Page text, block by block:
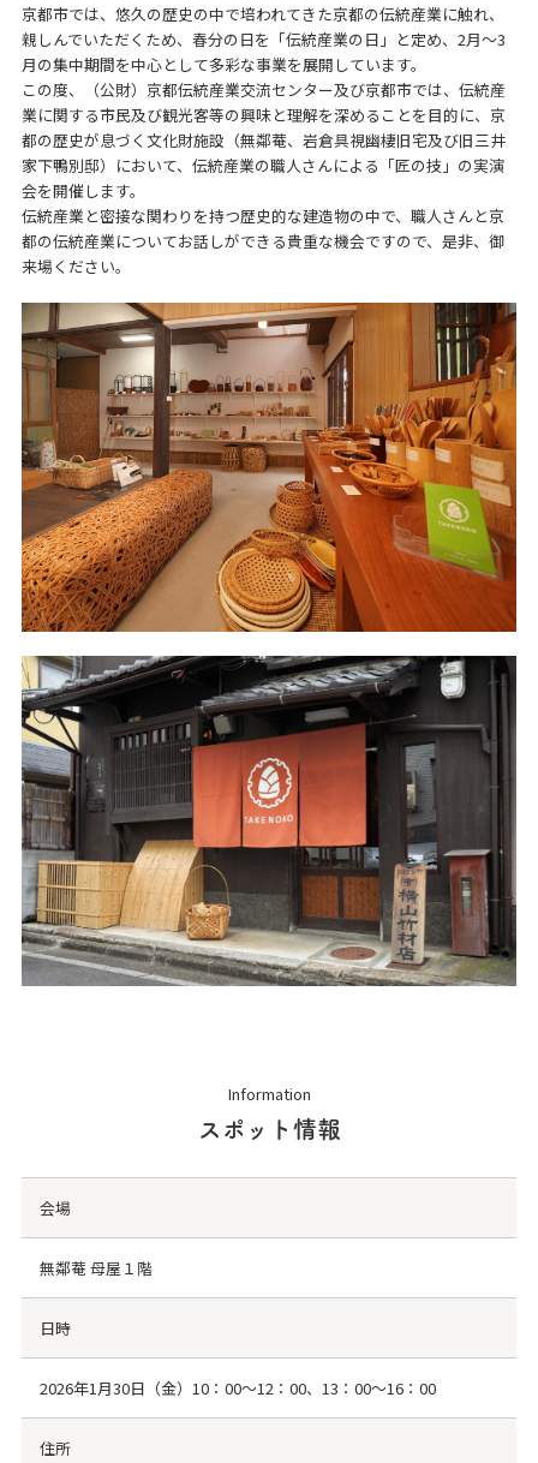
京都市では、悠久の歴史の中で培われてきた京都の伝統産業に触れ、
親しんでいただくため、春分の日を「伝統産業の日」と定め、2月～3
月の集中期間を中心として多彩な事業を展開しています。
この度、（公財）京都伝統産業交流センター及び京都市では、伝統産
業に関する市民及び観光客等の興味と理解を深めることを目的に、京
都の歴史が息づく文化財施設（無鄰菴、岩倉具視幽棲旧宅及び旧三井
家下鴨別邸）において、伝統産業の職人さんによる「匠の技」の実演
会を開催します。
伝統産業と密接な関わりを持つ歴史的な建造物の中で、職人さんと京
都の伝統産業についてお話しができる貴重な機会ですので、是非、御
来場ください。
Information
スポット情報
会場
無鄰菴 母屋１階
日時
2026年1月30日（金）10：00～12：00、13：00～16：00
住所